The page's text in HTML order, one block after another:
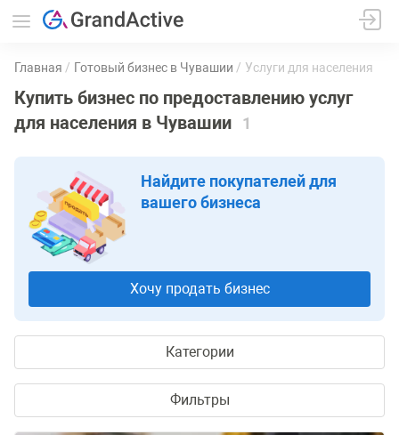
Главная Готовый бизнес в Чувашии Услуги для населения
Купить бизнес по предоставлению услуг
для населения в Чувашии
1
Найдите покупателей для
вашего бизнеса
Хочу продать бизнес
Категории
Фильтры